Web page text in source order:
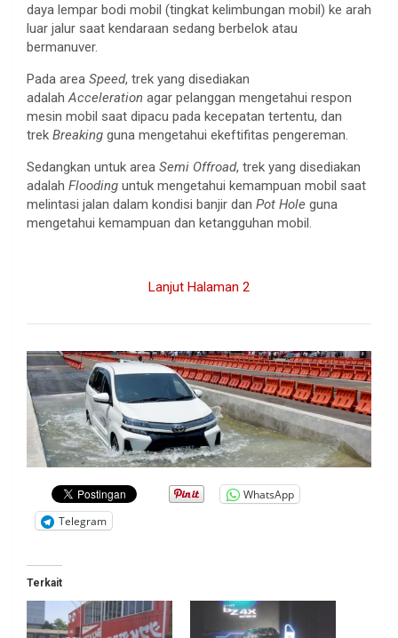
daya lempar bodi mobil (tingkat kelimbungan mobil) ke arah
luar jalur saat kendaraan sedang berbelok atau
bermanuver.
Pada area Speed, trek yang disediakan
adalahAcceleration agar pelanggan mengetahui respon
mesin mobil saat dipacu pada kecepatan tertentu, dan
trek Breaking guna mengetahui ekeftifitas pengereman.
Sedangkan untuk area Semi Offroad, trek yang disediakan
adalah Flooding untuk mengetahui kemampuan mobil saat
melintasi jalan dalam kondisi banjir dan Pot Hole guna
mengetahui kemampuan dan ketangguhan mobil.
Lanjut Halaman 2
WhatsApp
Telegram
Terkait